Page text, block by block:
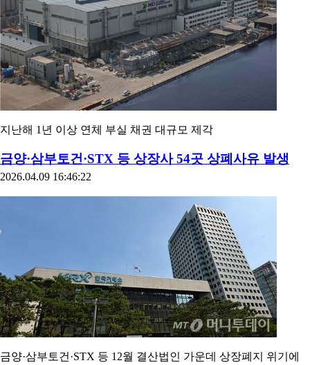
지난해 1년 이상 연체 부실 채권 대규모 제각
금양·삼부토건·STX 등 상장사 54곳 상폐사유 발생
2026.04.09 16:46:22
금양·삼부토건·STX 등 12월 결산법인 가운데 상장폐지 위기에